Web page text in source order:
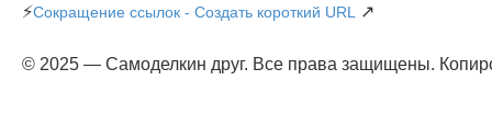
⚡Сокращение ссылок - Создать короткий URL ↗
© 2025 — Самоделкин друг. Все права защищены.